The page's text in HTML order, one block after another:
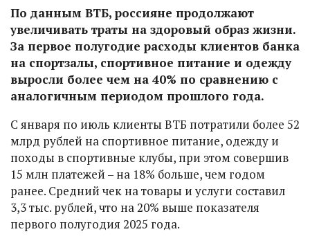
По данным ВТБ, россияне продолжают
увеличивать траты на здоровый образ жизни.
За первое полугодие расходы клиентов банка
на спортзалы, спортивное питание и одежду
выросли более чем на 40% по сравнению с
аналогичным периодом прошлого года.
С января по июль клиенты ВТБ потратили более 52
млрд рублей на спортивное питание, одежду и
походы в спортивные клубы, при этом совершив
15 млн платежей – на 18% больше, чем годом
ранее. Средний чек на товары и услуги составил
3,3 тыс. рублей, что на 20% выше показателя
первого полугодия 2025 года.